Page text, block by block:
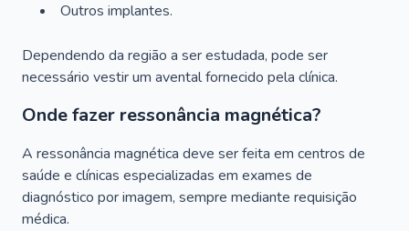
Outros implantes.
Dependendo da região a ser estudada, pode ser
necessário vestir um avental fornecido pela clínica.
Onde fazer ressonância magnética?
A ressonância magnética deve ser feita em centros de
saúde e clínicas especializadas em exames de
diagnóstico por imagem, sempre mediante requisição
médica.